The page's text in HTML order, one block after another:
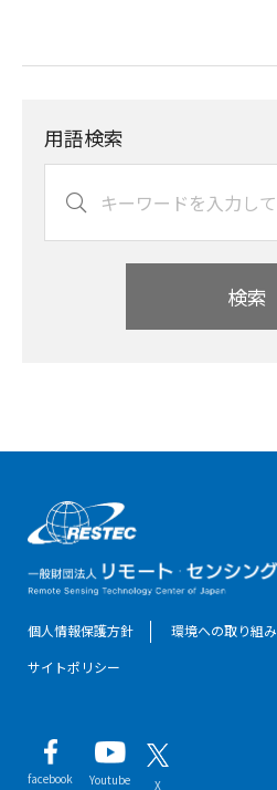
用語検索
検索
個人情報保護方針 環境への取り組み
サイトポリシー
facebook Youtube X